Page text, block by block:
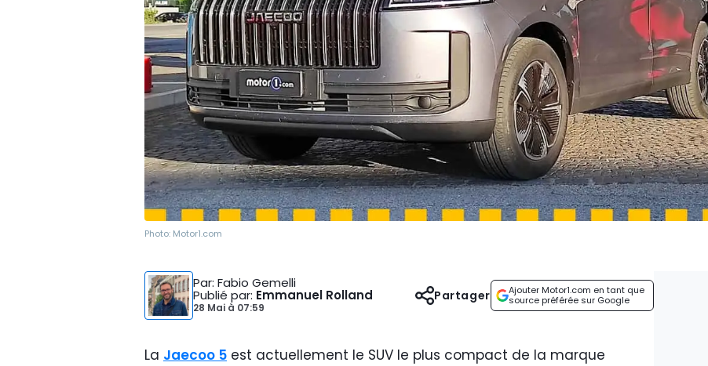
Photo: Motor1.com
Par: Fabio Gemelli
Publié par: Emmanuel Rolland
28 Mai à 07:59
Ajouter Motor1.com en tant que
source préférée sur Google
Partager
La Jaecoo 5 est actuellement le SUV le plus compact de la marque